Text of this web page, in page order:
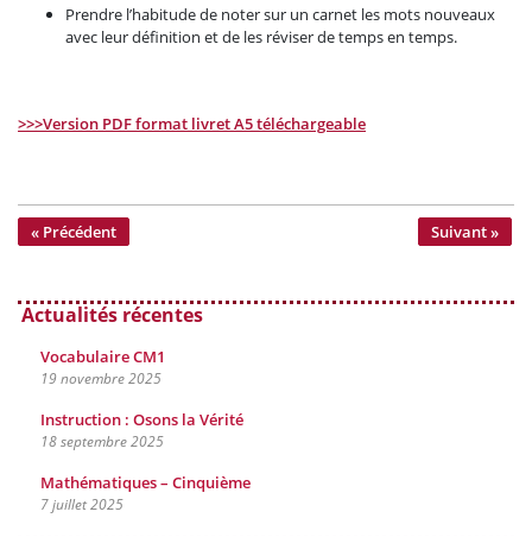
Prendre l’habitude de noter sur un carnet les mots nouveaux
avec leur définition et de les réviser de temps en temps.
>>>Version PDF format livret A5 téléchargeable
« Précédent Suivant »
Actualités récentes
Vocabulaire CM1
19 novembre 2025
Instruction : Osons la Vérité
18 septembre 2025
Mathématiques – Cinquième
7 juillet 2025